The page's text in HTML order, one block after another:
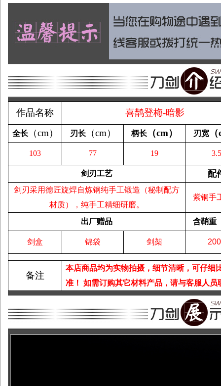
作品名称 喜鹊登梅-暗影
全长（cm） 刃长（cm） 柄长 （cm） 刃宽（
103 77 19 3.5
剑刃工艺 配
剑刃采用德匠旋焊自炼钢纯手工锻造（秘制配方
材质），纯手工精细研磨。
紫铜手
出厂赠品 含鞘重
剑盒 锦袋 剑架
备注
本店商品均为实物拍摄，细节清晰，可仔细
准！ 如需订购其它材料产品，请与客服人员